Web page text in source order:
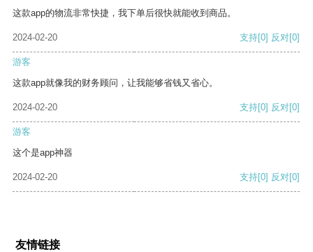
这款app的物流非常快捷，我下单后很快就能收到商品。
2024-02-20 支持[0] 反对[0]
游客
这款app就像我的财务顾问，让我能够省钱又省心。
2024-02-20 支持[0] 反对[0]
游客
这个是app神器
2024-02-20 支持[0] 反对[0]
友情链接